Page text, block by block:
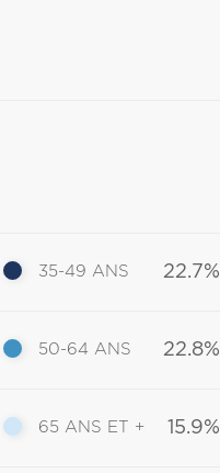
35-49 ANS 22.7%
50-64 ANS 22.8%
65 ANS ET + 15.9%